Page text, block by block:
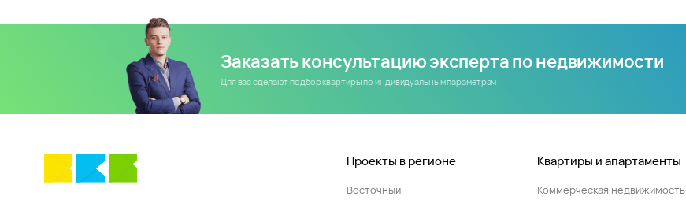
Заказать консультацию эксперта по недвижимости
Для вас сделают подбор квартиры по индивидуальным параметрам
Проекты в регионе
Восточный
Квартиры и апартаменты
Коммерческая недвижимость